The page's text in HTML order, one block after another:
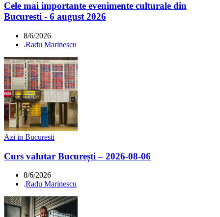
Cele mai importante evenimente culturale din
Bucuresti - 6 august 2026
8/6/2026
.Radu Marinescu
Azi in Bucuresti
Curs valutar București – 2026-08-06
8/6/2026
.Radu Marinescu